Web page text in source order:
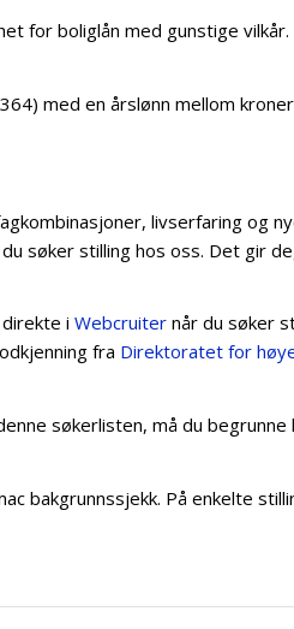
for boliglån med gunstige
med en årslønn mellom
livserfaring og
søker stilling hos oss. Det gir
i Webcruiter når du søker
fra Direktoratet for
søkerlisten, må du
bakgrunnssjekk. På enkelte